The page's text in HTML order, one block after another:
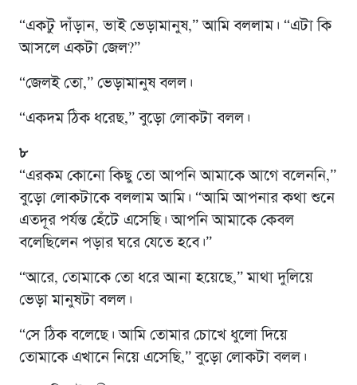
“একটু দাঁড়ান, ভাই ভেড়ামানুষ,” আমি বললাম। “এটা কি
আসলে একটা জেল?”
“জেলই তো,” ভেড়ামানুষ বলল।
“একদম ঠিক ধরেছ,” বুড়ো লোকটা বলল।
৮
“এরকম কোনো কিছু তো আপনি আমাকে আগে বলেননি,”
বুড়ো লোকটাকে বললাম আমি। “আমি আপনার কথা শুনে
এতদূর পর্যন্ত হেঁটে এসেছি। আপনি আমাকে কেবল
বলেছিলেন পড়ার ঘরে যেতে হবে।”
“আরে, তোমাকে তো ধরে আনা হয়েছে,” মাথা দুলিয়ে
ভেড়া মানুষটা বলল।
“সে ঠিক বলেছে। আমি তোমার চোখে ধুলো দিয়ে
তোমাকে এখানে নিয়ে এসেছি,” বুড়ো লোকটা বলল।